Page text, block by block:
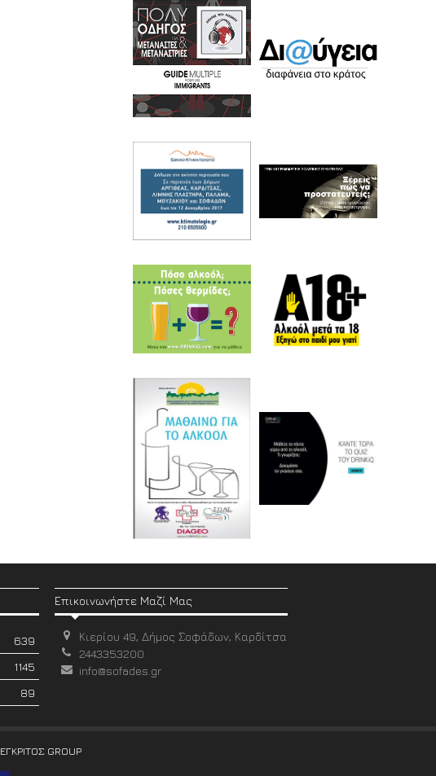
639
1145
89
Επικοινωνήστε Μαζί Μας
Κιερίου 49, Δήμος Σοφάδων, Καρδίτσα
2443353200
info@sofades.gr
ΕΓΚΡΙΤΟΣ GROUP